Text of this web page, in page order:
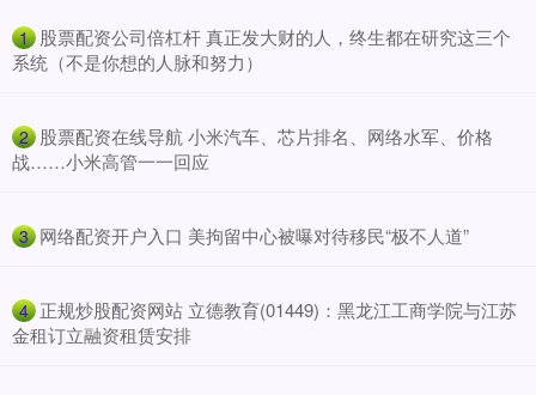
1 ​股票配资公司倍杠杆 真正发大财的人，终生都在研究这三个
系统（不是你想的人脉和努力）
2 ​股票配资在线导航 小米汽车、芯片排名、网络水军、价格
战……小米高管一一回应
3 ​网络配资开户入口 美拘留中心被曝对待移民“极不人道”
4 ​正规炒股配资网站 立德教育(01449)：黑龙江工商学院与江苏
金租订立融资租赁安排